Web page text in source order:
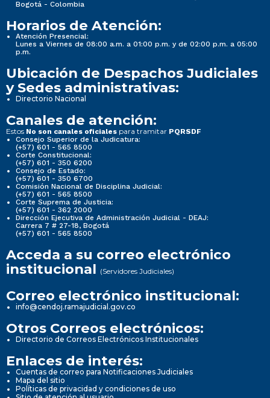
Bogotá - Colombia
Horarios de Atención:
Atención Presencial:
Lunes a Viernes de 08:00 a.m. a 01:00 p.m. y de 02:00 p.m. a 05:00
p.m.
Ubicación de Despachos Judiciales
y Sedes administrativas:
Directorio Nacional
Canales de atención:
Estos No son canales oficiales para tramitar PQRSDF
Consejo Superior de la Judicatura:
(+57) 601 - 565 8500
Corte Constitucional:
(+57) 601 - 350 6200
Consejo de Estado:
(+57) 601 - 350 6700
Comisión Nacional de Disciplina Judicial:
(+57) 601 - 565 8500
Corte Suprema de Justicia:
(+57) 601 - 362 2000
Dirección Ejecutiva de Administración Judicial - DEAJ:
Carrera 7 # 27-18, Bogotá
(+57) 601 - 565 8500
Acceda a su correo electrónico
institucional (Servidores Judiciales)
Correo electrónico institucional:
info@cendoj.ramajudicial.gov.co
Otros Correos electrónicos:
Directorio de Correos Electrónicos Institucionales
Enlaces de interés:
Cuentas de correo para Notificaciones Judiciales
Mapa del sitio
Políticas de privacidad y condiciones de uso